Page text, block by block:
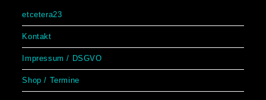
etcetera23
Kontakt
Impressum / DSGVO
Shop / Termine